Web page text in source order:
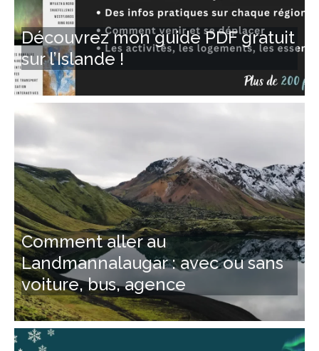
Découvrez mon guide PDF gratuit
sur l’Islande !
Comment aller au
Landmannalaugar : avec ou sans
voiture, bus, agence